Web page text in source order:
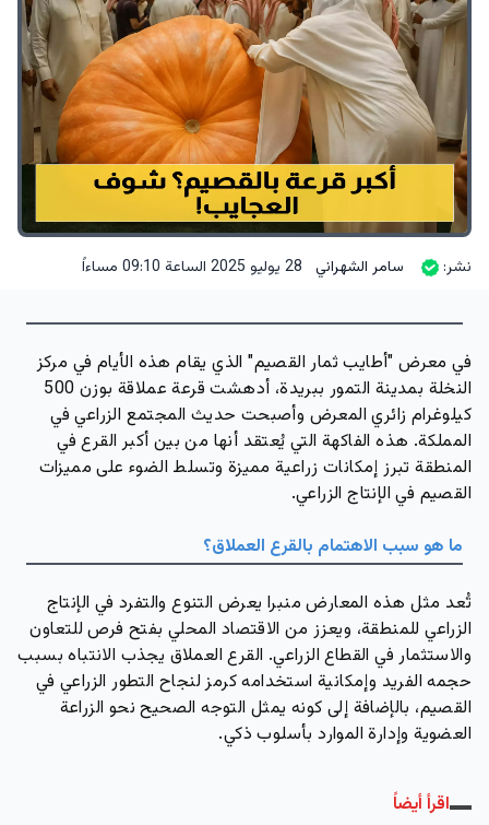
نشر: سامر الشهراني 28 يوليو 2025 الساعة 09:10 مساءاً
في معرض "أطايب ثمار القصيم" الذي يقام هذه الأيام في مركز
النخلة بمدينة التمور ببريدة، أدهشت
قرعة عملاقة بوزن 500
كيلوغرام زائري المعرض وأصبحت حديث المجتمع الزراعي في
المملكة. هذه الفاكهة التي يُعتقد أنها من بين أكبر القرع في
المنطقة تبرز إمكانات زراعية مميزة وتسلط الضوء على مميزات
القصيم في الإنتاج الزراعي.
ما هو سبب الاهتمام بالقرع العملاق؟
تُعد مثل هذه المعارض منبرا يعرض التنوع والتفرد في الإنتاج
الزراعيللمنطقة، ويعزز من الاقتصاد المحلي بفتح فرص للتعاون
والاستثمار في القطاع الزراعي. القرع العملاق يجذب الانتباه بسبب
حجمه الفريد وإمكانية استخدامه كرمز لنجاح التطور الزراعي في
القصيم، بالإضافة إلى كونه يمثل التوجه الصحيح نحو الزراعة
العضويةوإدارة الموارد بأسلوب ذكي.
اقرأ أيضاً